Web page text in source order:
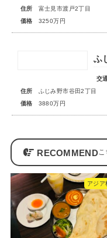
住所
富士見市渡戸2丁目
価格
3250万円
交通
住所
ふじみ野市谷田2丁目
価格
3880万円
RECOMMEND
アジア